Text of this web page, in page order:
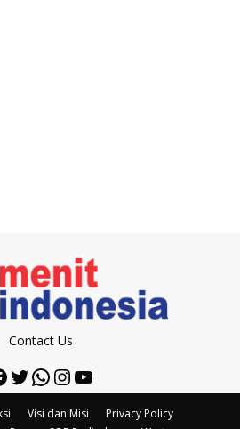
Contact Us
Twitter
WhatsApp
Instagram
YouTube
Visi dan Misi
Privacy Policy